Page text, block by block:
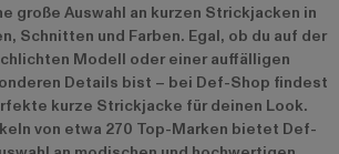
große Auswahl an kurzen Strickjacken in
Schnitten und Farben. Egal, ob du auf der
Modell oder einer auffälligen
Details bist – bei Def-Shop findest
kurze Strickjacke für deinen Look.
von etwa 270 Top-Marken bietet Def-